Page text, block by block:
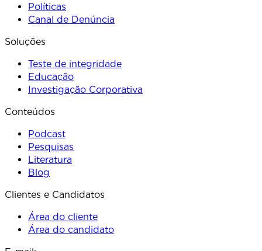
Políticas
Canal de Denúncia
Soluções
Teste de integridade
Educação
Investigação Corporativa
Conteúdos
Podcast
Pesquisas
Literatura
Blog
Clientes e Candidatos
Área do cliente
Área do candidato